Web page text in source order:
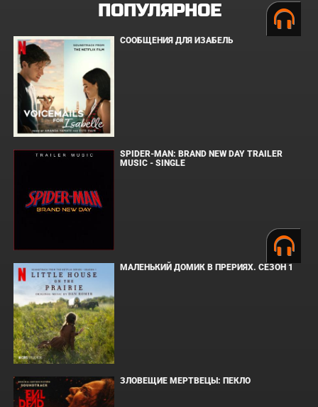
ПОПУЛЯРНОЕ
СООБЩЕНИЯ ДЛЯ ИЗАБЕЛЬ
SPIDER-MAN: BRAND NEW DAY TRAILER
MUSIC - SINGLE
МАЛЕНЬКИЙ ДОМИК В ПРЕРИЯХ. СЕЗОН 1
ЗЛОВЕЩИЕ МЕРТВЕЦЫ: ПЕКЛО